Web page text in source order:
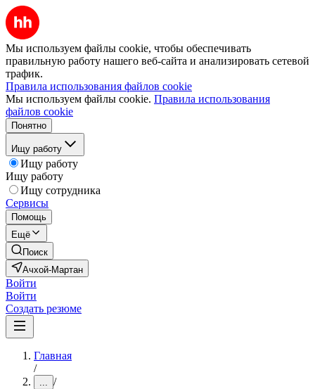
Мы используем файлы cookie, чтобы обеспечивать
правильную работу нашего веб-сайта и анализировать сетевой
трафик.
Правила использования файлов cookie
Мы используем файлы cookie. Правила использования
файлов cookie
Понятно
Ищу работу
Ищу работу
Ищу работу
Ищу сотрудника
Сервисы
Помощь
Ещё
Поиск
Ачхой-Мартан
Войти
Войти
Создать резюме
Главная
/
... /